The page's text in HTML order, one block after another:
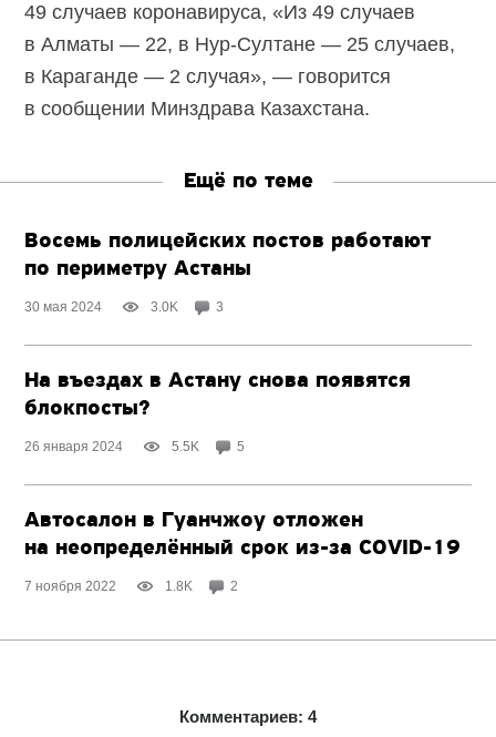
49 случаев коронавируса, «Из 49 случаев
в Алматы — 22, в Нур-Султане — 25 случаев,
в Караганде — 2 случая», — говорится
в сообщении Минздрава Казахстана.
Ещё по теме
Восемь полицейских постов работают
по периметру Астаны
30 мая 2024 3.0K 3
На въездах в Астану снова появятся
блокпосты?
26 января 2024 5.5K 5
Автосалон в Гуанчжоу отложен
на неопределённый срок из-за COVID-19
7 ноября 2022 1.8K 2
Комментариев: 4